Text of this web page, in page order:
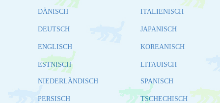
DÄNISCH
DEUTSCH
ENGLISCH
ESTNISCH
ITALIENISCH
JAPANISCH
KOREANISCH
LITAUISCH
NIEDERLÄNDISCH
PERSISCH
SPANISCH
TSCHECHISCH